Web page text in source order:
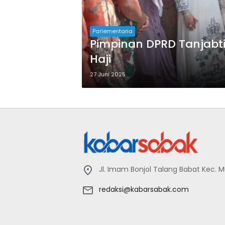
Parlementaria
Pimpinan DPRD
Haji
27 Juni 2025
Jl. Imam Bonjol Talang Babat Kec.
redaksi@kabarsabak.com